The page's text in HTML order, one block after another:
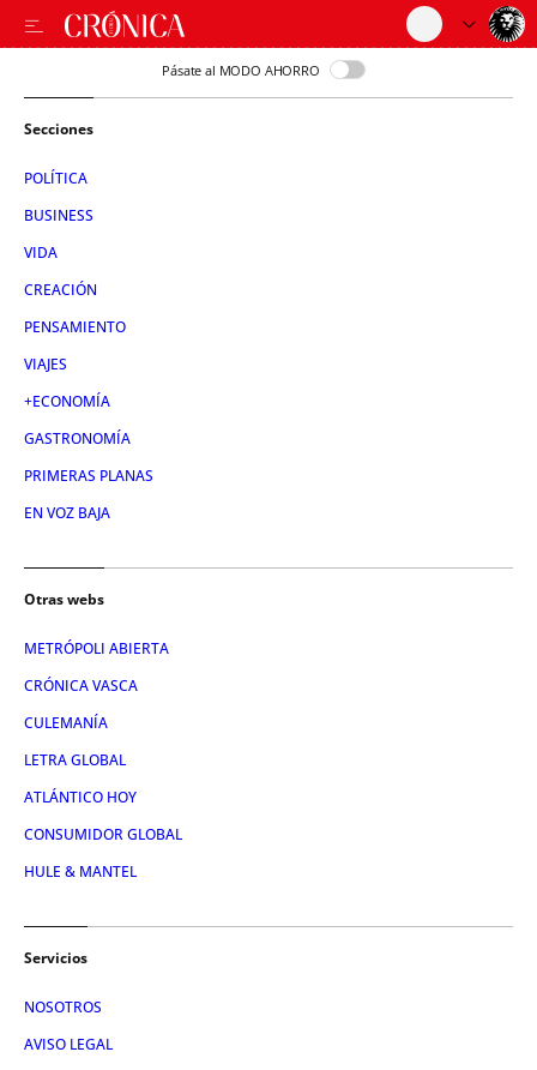
Pásate al MODO AHORRO
Secciones
POLÍTICA
BUSINESS
VIDA
CREACIÓN
PENSAMIENTO
VIAJES
+ECONOMÍA
GASTRONOMÍA
PRIMERAS PLANAS
EN VOZ BAJA
Otras webs
METRÓPOLI ABIERTA
CRÓNICA VASCA
CULEMANÍA
LETRA GLOBAL
ATLÁNTICO HOY
CONSUMIDOR GLOBAL
HULE & MANTEL
Servicios
NOSOTROS
AVISO LEGAL